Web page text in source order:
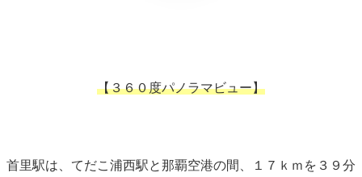
【３６０度パノラマビュー】
首里駅は、てだこ浦西駅と那覇空港の間、１７ｋｍを３９分